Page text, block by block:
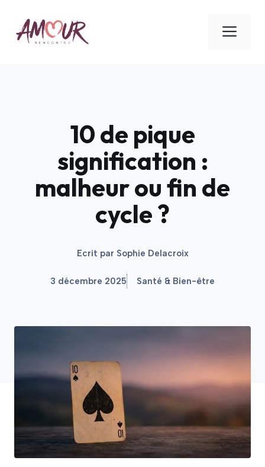
contenu
10 de pique
signification :
malheur ou fin de
cycle ?
Ecrit par Sophie Delacroix
3 décembre 2025 Santé & Bien-être